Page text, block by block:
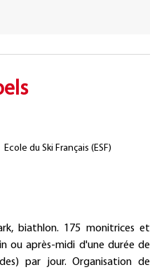
Ecole du Ski Français (ESF)
biathlon. 175 monitrices et
ou après-midi d'une durée de
par jour. Organisation de